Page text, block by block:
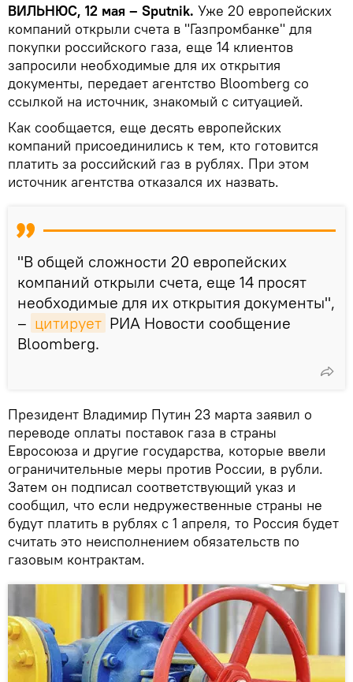
ВИЛЬНЮС, 12 мая – Sputnik. Уже 20 европейских
компаний открыли счета в "Газпромбанке" для
покупки российского газа, еще 14 клиентов
запросили необходимые для их открытия
документы, передает агентство Bloomberg со
ссылкой на источник, знакомый с ситуацией.
Как сообщается, еще десять европейских
компаний присоединились к тем, кто готовится
платить за российский газ в рублях. При этом
источник агентства отказался их назвать.
"В общей сложности 20 европейских
компаний открыли счета, еще 14 просят
необходимые для их открытия документы",
– цитирует РИА Новости сообщение
Bloomberg.
Президент Владимир Путин 23 марта заявил о
переводе оплаты поставок газа в страны
Евросоюза и другие государства, которые ввели
ограничительные меры против России, в рубли.
Затем он подписал соответствующий указ и
сообщил, что если недружественные страны не
будут платить в рублях с 1 апреля, то Россия будет
считать это неисполнением обязательств по
газовым контрактам.